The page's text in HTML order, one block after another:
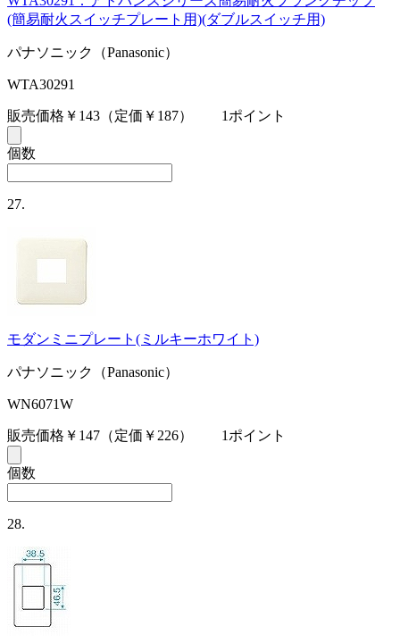
(簡易耐火スイッチプレート用)(ダブルスイッチ用)
パナソニック（Panasonic）
WTA30291
販売価格￥143 （定価￥187） 1ポイント
個数
27.
モダンミニプレート(ミルキーホワイト)
パナソニック（Panasonic）
WN6071W
販売価格￥147 （定価￥226） 1ポイント
個数
28.